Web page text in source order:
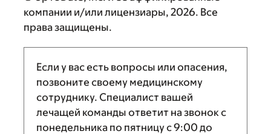
компании и/или лицензиары, 2026. Все
права защищены.
Если у вас есть вопросы или опасения,
позвоните своему медицинскому
сотруднику. Специалист вашей
лечащей команды ответит на звонок с
понедельника по пятницу с9:00 до